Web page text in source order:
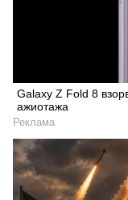
Galaxy Z Fold 8
ажиотажа
Реклама